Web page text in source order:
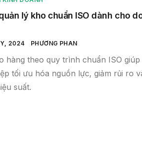
lý kho chuẩn ISO dành cho
2024 PHƯƠNG PHAN
hàng theo quy trình chuẩn ISO giúp
tối ưu hóa nguồn lực, giảm rủi ro
suất.